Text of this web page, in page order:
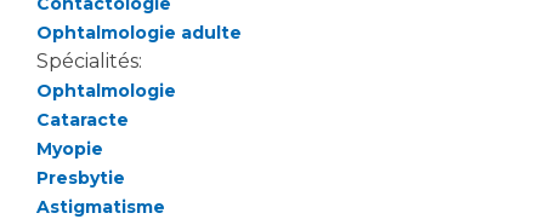
Qualité
Nos indicateurs qualité et de sécurité des soins
Liste des marchés conclus
Documents utiles
Ophtalmologie adulte
Spécialités:
Ophtalmologie
Cataracte
Myopie
Presbytie
Astigmatisme